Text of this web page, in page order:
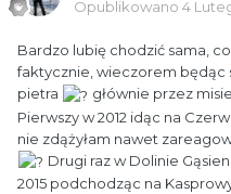
Opublikowano 4
Bardzo lubię chodzić sama,
faktycznie, wieczorem będąc
pietra
głównie przez
Pierwszy w 2012 idąc na
nie zdążyłam nawet
Drugi raz w Dolinie
2015 podchodząc na